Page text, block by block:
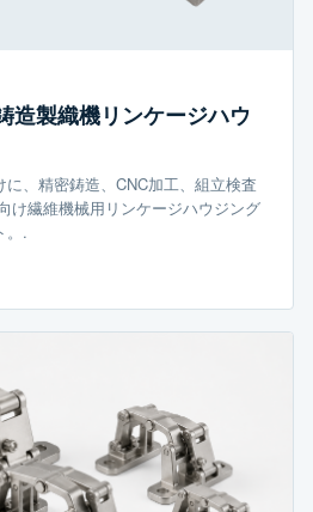
造製織機リンケージハウ
、精密鋳造、CNC加工、組立検査
け繊維機械用リンケージハウジング
。.